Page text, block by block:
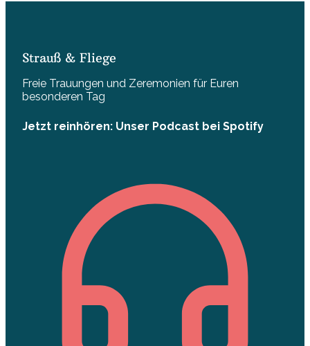
Strauß & Fliege
Freie Trauungen und Zeremonien für Euren
besonderen Tag
Jetzt reinhören: Unser Podcast bei Spotify